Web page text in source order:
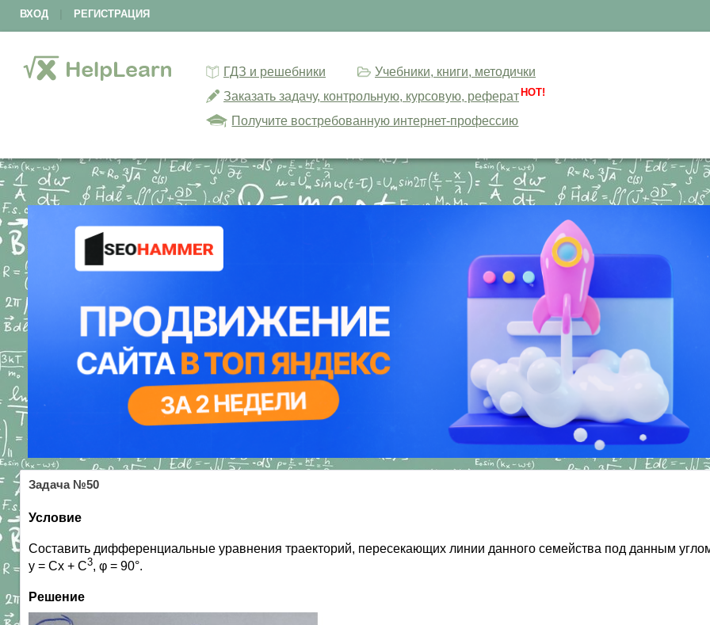
ВХОД РЕГИСТРАЦИЯ
ГДЗ и решебники
Учебники, книги, методички
Заказать задачу, контрольную, курсовую, реферат HOT!
Получите востребованную интернет-профессию
Задача №50
Условие
Составить дифференциальные уравнения траекторий, пересекающих линии данного семейства под данным
y = Cx + C3, φ = 90°.
Решение